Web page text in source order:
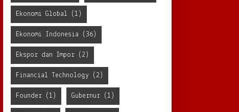
Ekonomi Global (1)
Ekonomi Indonesia (36)
Ekspor dan Impor(2)
Financial Technology(2)
Founder(1) Gubernur(1)